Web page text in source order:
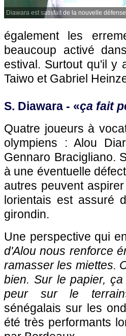
Diawara est satisfait de la nouvelle
également les
beaucoup activé
estival. Surtout qu'il y
Taiwo et Gabriel
S. Diawara - «ça fait
Quatre joueurs à
olympiens : Alou
Gennaro Bracigliano.
à une éventuelle
autres peuvent
lorientais est assuré
girondin.
Une perspective qui
d'Alou nous renforce
ramasser les miettes.
bien. Sur le papier,
peur sur le terrain
sénégalais sur les
été très performants